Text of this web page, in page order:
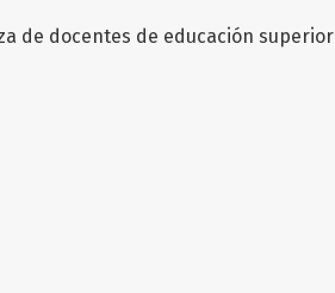
de docentes de educación superior